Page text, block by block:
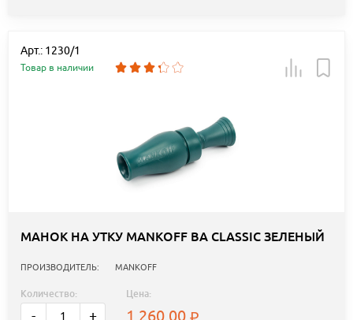
Арт.: 1230/1
Товар в наличии
МАНОК НА УТКУ MANKOFF BA CLASSIC ЗЕЛЕНЫЙ
ПРОИЗВОДИТЕЛЬ: MANKOFF
Количество:
- +
Цена:
1 260.00